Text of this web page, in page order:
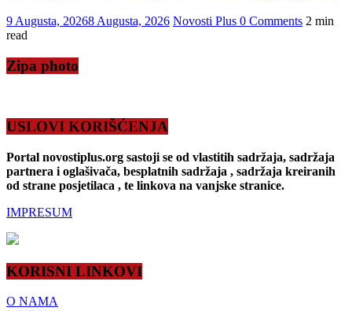
9 Augusta, 20268 Augusta, 2026 Novosti Plus 0 Comments 2 min
read
Zipa photo
USLOVI KORIŠĆENJA
Portal novostiplus.org sastoji se od vlastitih sadržaja, sadržaja
partnera i oglašivača, besplatnih sadržaja , sadržaja kreiranih
od strane posjetilaca , te linkova na vanjske stranice.
IMPRESUM
KORISNI LINKOVI
O NAMA